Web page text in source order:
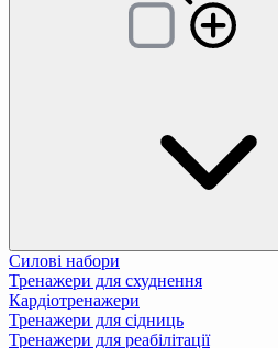
Силові набори
Тренажери для схуднення
Кардіотренажери
Тренажери для сідниць
Тренажери для реабілітації